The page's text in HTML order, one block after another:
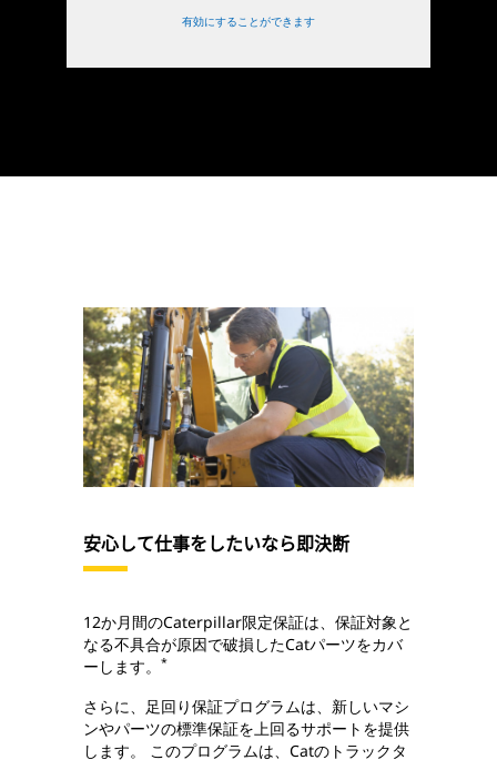
有効にすることができます
安心して仕事をしたいなら即決断
12か月間のCaterpillar限定保証は、保証対象と
なる不具合が原因で破損したCatパーツをカバ
ーします。
*
さらに、足回り保証プログラムは、新しいマシ
ンやパーツの標準保証を上回るサポートを提供
します。 このプログラムは、Catのトラックタ